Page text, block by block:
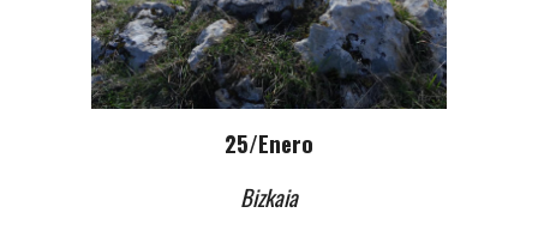
25/Enero
Bizkaia